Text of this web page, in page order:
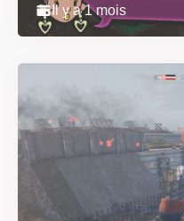
Il y a 1 mois